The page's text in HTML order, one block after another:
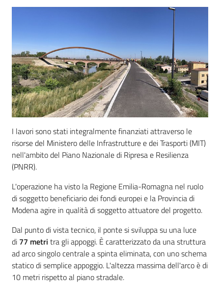
I lavori sono stati integralmente finanziati attraverso le
risorse del Ministero delle Infrastrutture e dei Trasporti (MIT)
nell'ambito del Piano Nazionale di Ripresa e Resilienza
(PNRR).
L'operazione ha visto la Regione Emilia-Romagna nel ruolo
di soggetto beneficiario dei fondi europei e la Provincia di
Modena agire in qualità di soggetto attuatore del progetto.
Dal punto di vista tecnico, il ponte si sviluppa su una luce
di 77 metri tra gli appoggi. È caratterizzato da una struttura
ad arco singolo centrale a spinta eliminata, con uno schema
statico di semplice appoggio. L'altezza massima dell'arco è di
10 metri rispetto al piano stradale.